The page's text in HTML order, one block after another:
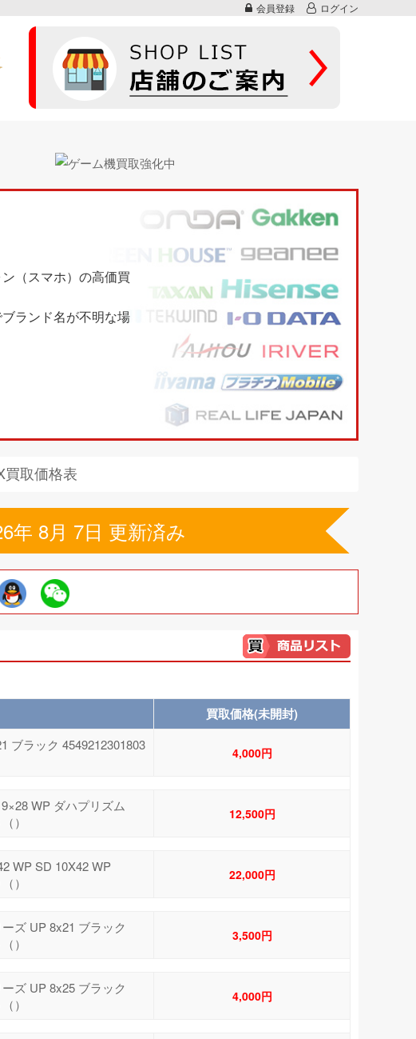
会員登録 ログイン
（スマホ）の高価買
ランド名が不明な場
買取価格表
年 8月 7日 更新済み
買取価格(未開封)
ブラック 4549212301803
4,000円
WP ダハプリズム
）
12,500円
WP SD 10X42 WP
）
22,000円
ズ UP 8x21 ブラック
）
3,500円
ズ UP 8x25 ブラック
）
4,000円